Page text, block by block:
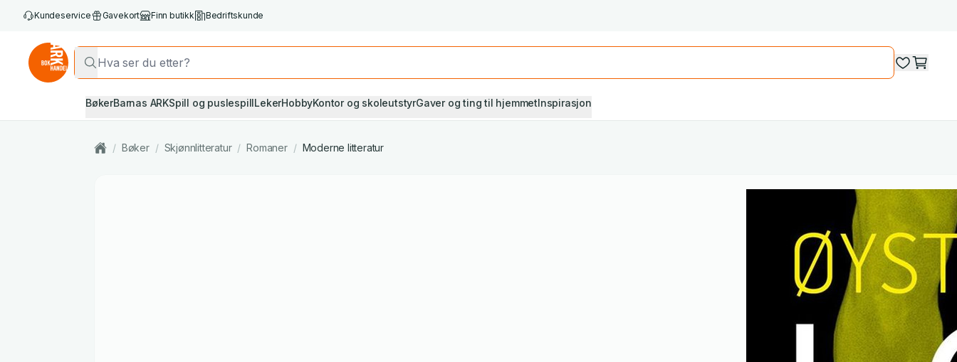
Kundeservice Gavekort Finn butikk Bedriftskunde
BøkerBarnas ARKSpill og puslespillLekerHobbyKontor og skoleutstyrGaver og ting til hjemmetInspirasjon
/ Bøker / Skjønnlitteratur / Romaner / Moderne litteratur